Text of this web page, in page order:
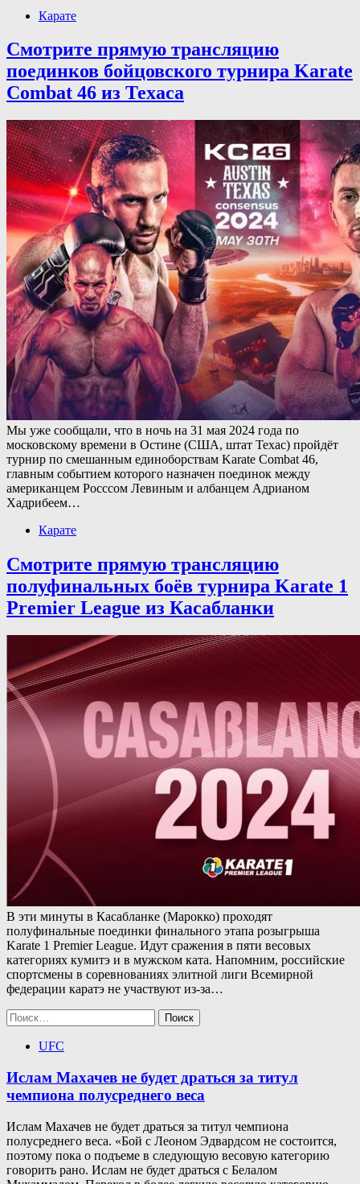
Карате
Смотрите прямую трансляцию
поединков бойцовского турнира Karate
Combat 46 из Техаса
Мы уже сообщали, что в ночь на 31 мая 2024 года по
московскому времени в Остине (США, штат Техас) пройдёт
турнир по смешанным единоборствам Karate Combat 46,
главным событием которого назначен поединок между
американцем Росссом Левиным и албанцем Адрианом
Хадрибеем…
Карате
Смотрите прямую трансляцию
полуфинальных боёв турнира Karate 1
Premier League из Касабланки
В эти минуты в Касабланке (Марокко) проходят
полуфинальные поединки финального этапа розыгрыша
Karate 1 Premier League. Идут сражения в пяти весовых
категориях кумитэ и в мужском ката. Напомним, российские
спортсмены в соревнованиях элитной лиги Всемирной
федерации каратэ не участвуют из-за…
Найти:
UFC
Ислам Махачев не будет драться за титул
чемпиона полусреднего веса
Ислам Махачев не будет драться за титул чемпиона
полусреднего веса. «Бой с Леоном Эдвардсом не состоится,
поэтому пока о подъеме в следующую весовую категорию
говорить рано. Ислам не будет драться с Белалом